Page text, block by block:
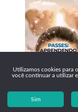
De
PorR$ 36,55
Utilizamos cookies para
você continuar a utilizar
Sim